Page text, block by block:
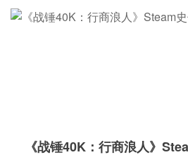
《战锤40K：行商浪人》